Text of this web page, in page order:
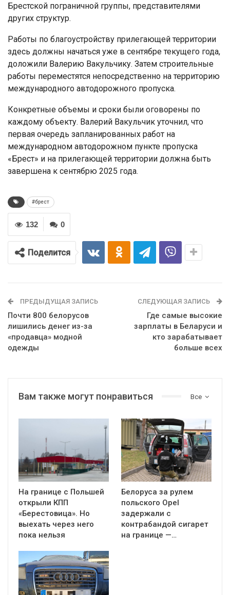
Брестской пограничной группы, представителями
других структур.
Работы по благоустройству прилегающей территории
здесь должны начаться уже в сентябре текущего года,
доложили Валерию Вакульчику. Затем строительные
работы переместятся непосредственно на территорию
международного автодорожного пропуска.
Конкретные объемы и сроки были оговорены по
каждому объекту. Валерий Вакульчик уточнил, что
первая очередь запланированных работ на
международном автодорожном пункте пропуска
«Брест» и на прилегающей территории должна быть
завершена к сентябрю 2025 года.
#брест
0
132
Поделится
ПРЕДЫДУЩАЯ ЗАПИСЬ
Почти 800 белорусов
лишились денег из-за
«продавца» модной
одежды
СЛЕДУЮЩАЯ ЗАПИСЬ
Где самые высокие
зарплаты в Беларуси и
кто зарабатывает
больше всех
Все
Вам также могут понравиться
На границе с Польшей
открыли КПП
«Берестовица». Но
выехать через него
пока нельзя
Белоруса за рулем
польского Opel
задержали с
контрабандой сигарет
на границе —…